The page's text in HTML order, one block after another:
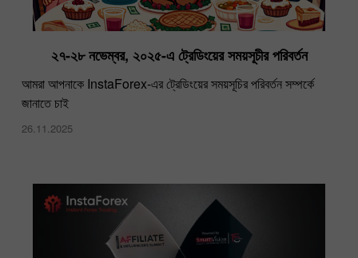
২৭-২৮ নভেম্বর, ২০২৫-এ ট্রেডিংয়ের সময়সূচীর পরিবর্তন
আমরা আপনাকে InstaForex-এর ট্রেডিংয়ের সময়সূচির পরিবর্তন সম্পর্কে
জানাতে চাই
26.11.2025